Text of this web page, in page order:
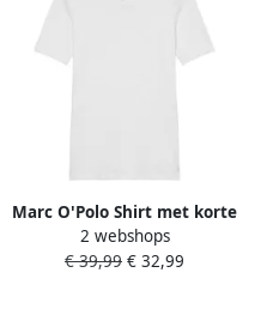
Marc O'Polo Shirt met korte
mouwen in gemêleerde
look
2 webshops
€ 39,99 € 32,99